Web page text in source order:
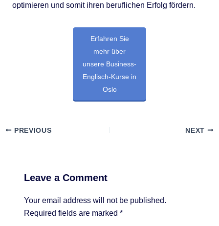
optimieren und somit ihren beruflichen Erfolg fördern.
Erfahren Sie
mehr über
unsere Business-
Englisch-Kurse in
Oslo
PREVIOUS NEXT
Leave a Comment
Your email address will not be published.
Required fields are marked *